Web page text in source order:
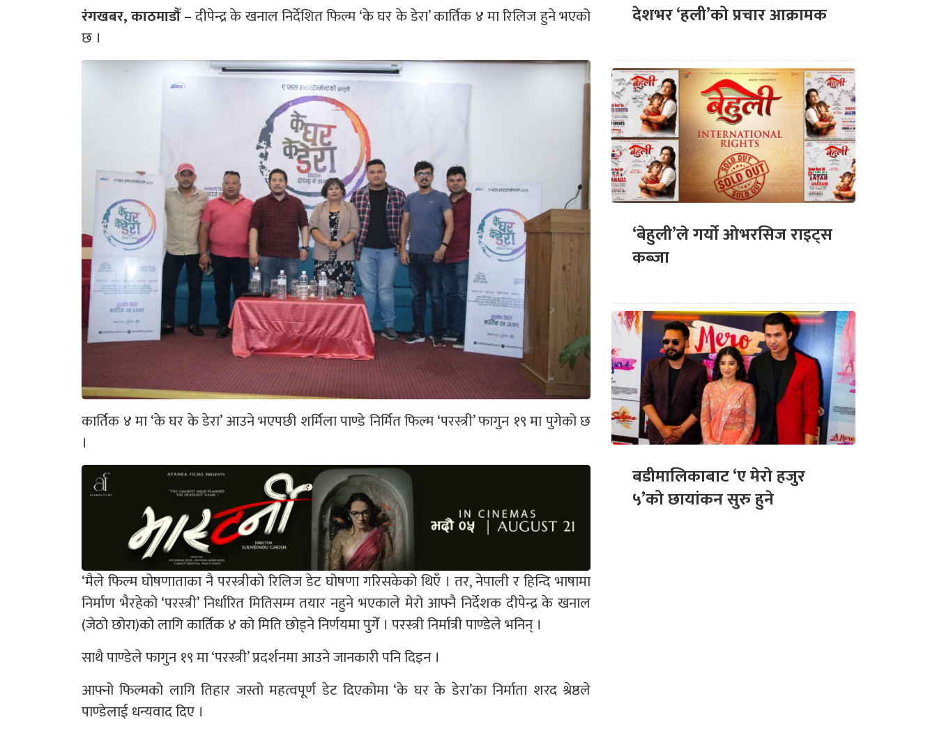
रंगखबर, काठमाडौँ –दीपेन्द्र के खनाल निर्देशित फिल्म ‘के घर के डेरा’ कार्तिक ४ मा रिलिज हुने भएको
छ ।
कार्तिक ४ मा ‘के घर के डेरा’ आउने भएपछी शर्मिला पाण्डे निर्मित फिल्म ‘परस्त्री’ फागुन १९ मा पुगेको छ
।
‘मैले फिल्म घोषणाताका नै परस्त्रीको रिलिज डेट घोषणा गरिसकेको थिएँ । तर, नेपाली र हिन्दि भाषामा
निर्माण भैरहेको ‘परस्त्री’ निर्धारित मितिसम्म तयार नहुने भएकाले मेरो आफ्नै निर्देशक दीपेन्द्र के खनाल
(जेठो छोरा)को लागि कार्तिक ४ को मिति छोड्ने निर्णयमा पुगेँ । परस्त्री निर्मात्री पाण्डेले भनिन् ।
साथै पाण्डेले फागुन १९ मा ‘परस्त्री’ प्रदर्शनमा आउने जानकारी पनि दिइन ।
आफ्नो फिल्मको लागि तिहार जस्तो महत्वपूर्ण डेट दिएकोमा ‘के घर के डेरा’का निर्माता शरद श्रेष्ठले
पाण्डेलाई धन्यवाद दिए ।
देशभर ‘हली’को प्रचार आक्रामक
‘बेहुली’ले गर्यो ओभरसिज राइट्स
कब्जा
बडीमालिकाबाट ‘ए मेरो हजुर
५’को छायांकन सुरु हुने